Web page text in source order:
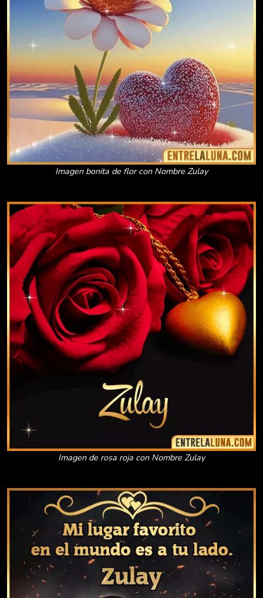
Imagen bonita de flor con Nombre Zulay
Imagen de rosa roja con Nombre Zulay